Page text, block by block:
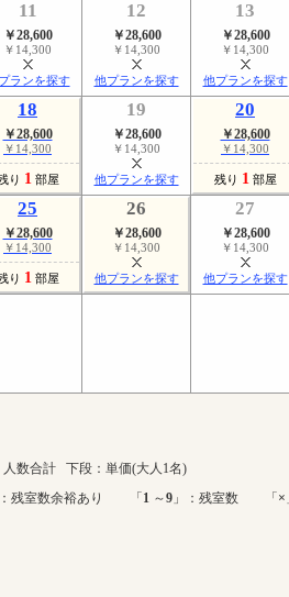
11
￥28,600
￥14,300
ランを探す
12
￥28,600
￥14,300
他プランを探す
13
￥28,600
￥14,300
他プランを探す
18
￥28,600
￥14,300
り 1 部屋
19
￥28,600
￥14,300
他プランを探す
20
￥28,600
￥14,300
残り 1 部屋
25
￥28,600
￥14,300
り 1 部屋
26
￥28,600
￥14,300
他プランを探す
27
￥28,600
￥14,300
他プランを探す
人数合計 下段：単価(大人1名)
残室数余裕あり 「1 ～9 」：残室数 「×